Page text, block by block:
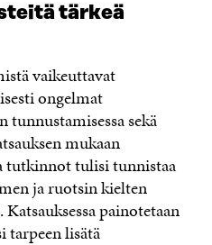
tärkeä
vaikeuttavat
ongelmat
sekä
mukaan
tutkinnot tulisi tunnistaa
ja ruotsin kielten
painotetaan
tarpeen lisätä